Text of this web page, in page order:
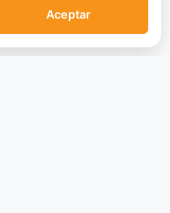
Aceptar